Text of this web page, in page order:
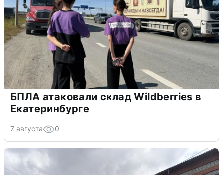
БПЛА атаковали склад Wildberries в
Екатеринбурге
7 августа 0